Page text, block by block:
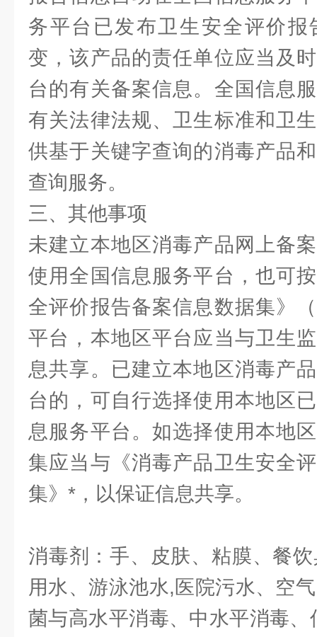
务平台已发布卫生安全评价
变，该产品的责任单位应当及
台的有关备案信息。全国信息
有关法律法规、卫生标准和卫
供基于关键字查询的消毒产品
查询服务。
三、其他事项
未建立本地区消毒产品网上备
使用全国信息服务平台，也可
全评价报告备案信息数据集》
平台，本地区平台应当与卫生
息共享。已建立本地区消毒产
台的，可自行选择使用本地区
息服务平台。如选择使用本地
集应当与《消毒产品卫生安全
集》*，以保证信息共享。
消毒剂：手、皮肤、粘膜、餐
用水、游泳池水,医院污水、空
菌与高水平消毒、中水平消毒